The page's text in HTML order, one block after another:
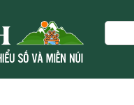
Search